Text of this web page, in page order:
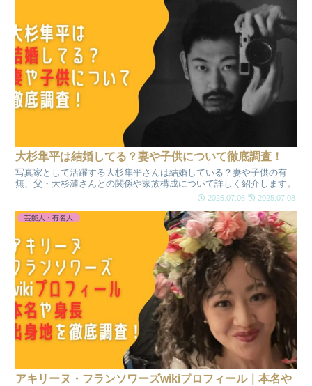
大杉隼平は結婚してる？妻や子供について徹底調査！
写真家として活躍する大杉隼平さんは結婚している？妻や子供の有
無、父・大杉漣さんとの関係や家族構成について詳しく紹介します。
2025.07.06 2025.07.08
芸能人・有名人
アキリーヌ・フランソワーズwikiプロフィール｜本名や